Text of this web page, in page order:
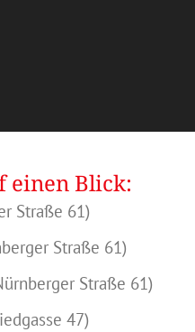
einen Blick:
Straße 61)
Straße 61)
Straße 61)
47)